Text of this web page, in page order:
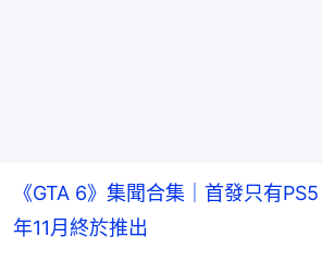
《GTA 6》集聞合集｜首發只有
年11月終於推出